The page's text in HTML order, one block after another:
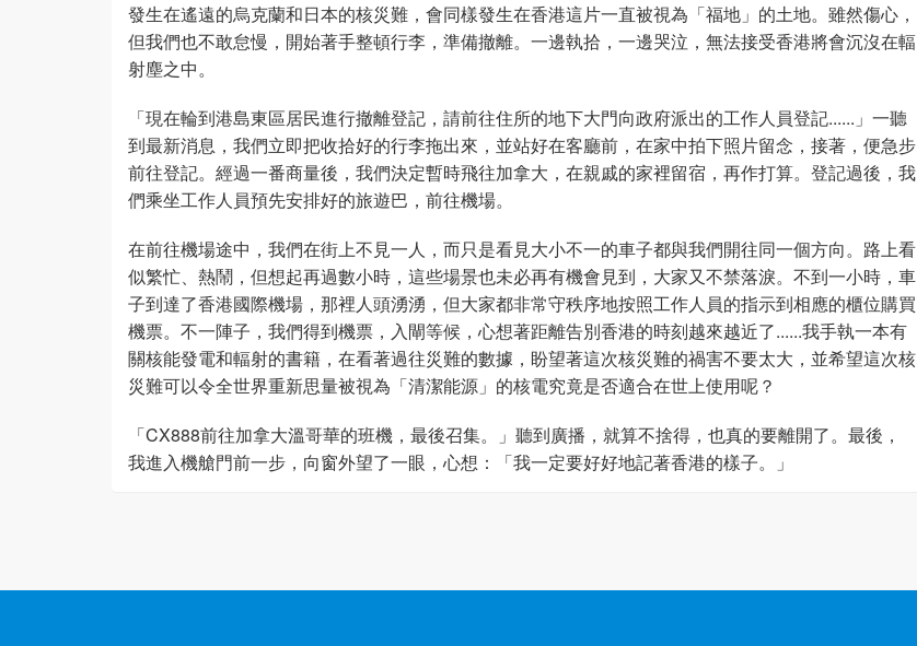
發生在遙遠的烏克蘭和日本的核災難，會同樣發生在香港這片一直被視為「福地」的土地。雖然傷心，
但我們也不敢怠慢，開始著手整頓行李，準備撤離。一邊執拾，一邊哭泣，無法接受香港將會沉沒在輻
射塵之中。
「現在輪到港島東區居民進行撤離登記，請前往住所的地下大門向政府派出的工作人員登記......」一聽
到最新消息，我們立即把收拾好的行李拖出來，並站好在客廳前，在家中拍下照片留念，接著，便急步
前往登記。經過一番商量後，我們決定暫時飛往加拿大，在親戚的家裡留宿，再作打算。登記過後，我
們乘坐工作人員預先安排好的旅遊巴，前往機場。
在前往機場途中，我們在街上不見一人，而只是看見大小不一的車子都與我們開往同一個方向。路上看
似繁忙、熱鬧，但想起再過數小時，這些場景也未必再有機會見到，大家又不禁落淚。不到一小時，車
子到達了香港國際機場，那裡人頭湧湧，但大家都非常守秩序地按照工作人員的指示到相應的櫃位購買
機票。不一陣子，我們得到機票，入閘等候，心想著距離告別香港的時刻越來越近了......我手執一本有
關核能發電和輻射的書籍，在看著過往災難的數據，盼望著這次核災難的禍害不要太大，並希望這次核
災難可以令全世界重新思量被視為「清潔能源」的核電究竟是否適合在世上使用呢？
「CX888前往加拿大溫哥華的班機，最後召集。」聽到廣播，就算不捨得，也真的要離開了。最後，
我進入機艙門前一步，向窗外望了一眼，心想：「我一定要好好地記著香港的樣子。」